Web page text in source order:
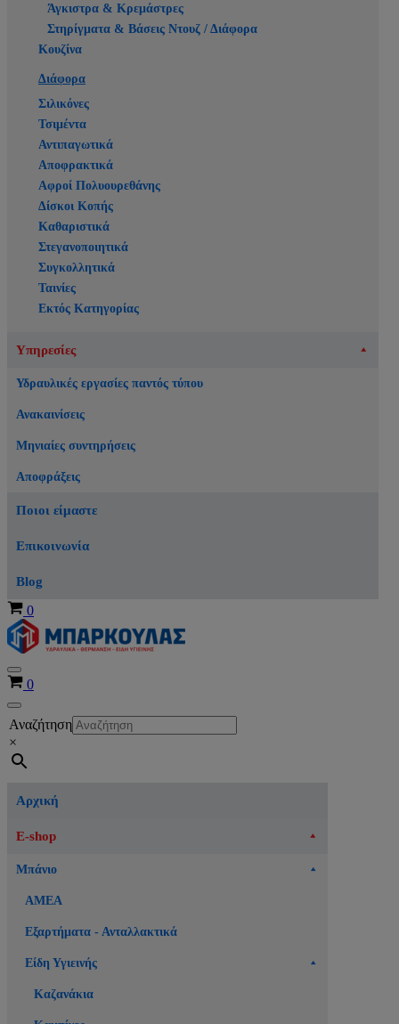
Άγκιστρα & Κρεμάστρες
Στηρίγματα & Βάσεις Ντουζ / Διάφορα
Κουζίνα
Διάφορα
Σιλικόνες
Τσιμέντα
Αντιπαγωτικά
Αποφρακτικά
Αφροί Πολυουρεθάνης
Δίσκοι Κοπής
Καθαριστικά
Στεγανοποιητικά
Συγκολλητικά
Ταινίες
Εκτός Κατηγορίας
Υπηρεσίες
Υδραυλικές εργασίες παντός τύπου
Ανακαινίσεις
Μηνιαίες συντηρήσεις
Αποφράξεις
Ποιοι είμαστε
Επικοινωνία
Blog
Καλάθι
0
Μενού
πλοήγησης
Καλάθι
0
Μενού
πλοήγησης
Αναζήτηση
×
Αρχική
E-shop
Μπάνιο
ΑΜΕΑ
Εξαρτήματα - Ανταλλακτικά
Είδη Υγιεινής
Καζανάκια